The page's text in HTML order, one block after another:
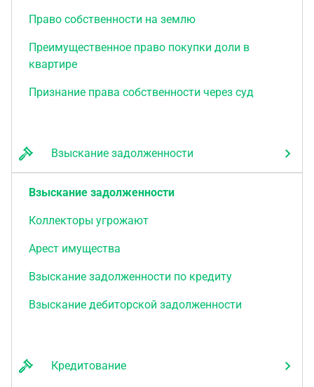
Право собственности на землю
Преимущественное право покупки доли в
квартире
Признание права собственности через суд
Взыскание задолженности
Взыскание задолженности
Коллекторы угрожают
Арест имущества
Взыскание задолженности по кредиту
Взыскание дебиторской задолженности
Кредитование